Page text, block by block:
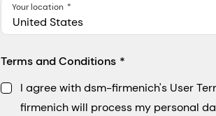
United States
Your location
Terms and Conditions
I agree with dsm-firmenich's User
firmenich will process my personal